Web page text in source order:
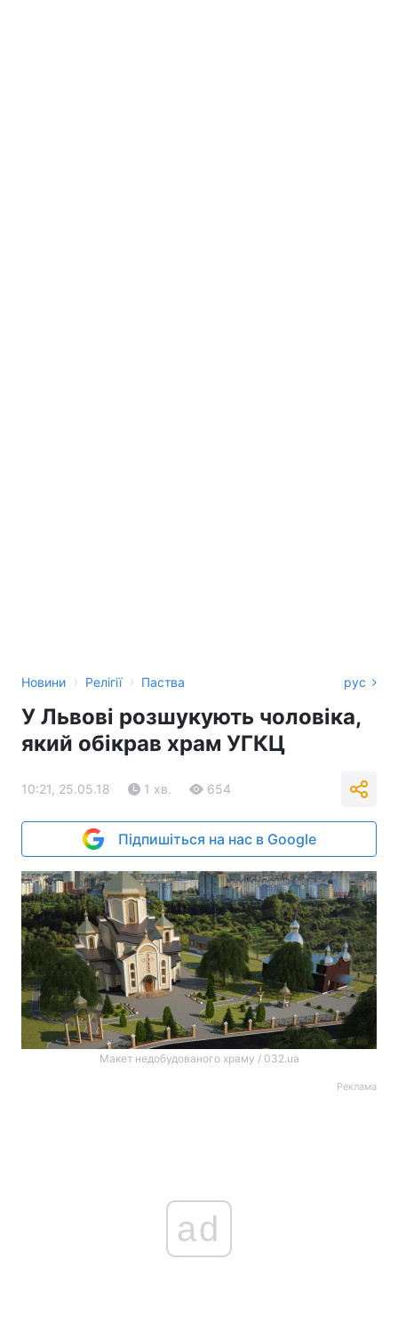
Новини › Релігії › Паства рус
У Львові розшукують чоловіка,
який обікрав храм УГКЦ
10:21, 25.05.18 1 хв. 654
Підпишіться на нас в Google
Макет недобудованого храму / 032.ua
Реклама
ad